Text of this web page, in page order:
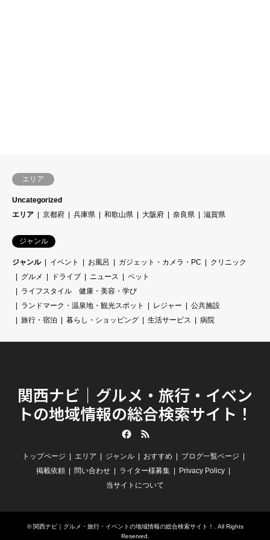
エリア
Uncategorized
エリア
京都府 兵庫県 和歌山県 大阪府 奈良県 滋賀県
ジャンル
ジャンル イベント お風呂 ガジェット・カメラ・PC
クリニック
グルメ
ドライブ ニュース
ペット
ライフスタイル 健康・美容・学び
ランドマーク・温泉地・観光スポット
レジャー
公共施設
旅行・宿泊
暮らし・ショッピング 生活サービス 病院
関西ナビ｜グルメ・旅行・イベン
トの地域情報の総合検索サイト！
トップページ エリア ジャンル おすすめ
ブログ一覧ページ
掲載依頼
問い合わせ ライター様募集
Privacy Policy
当サイトについて
© 関西ナビ｜グルメ・旅行・イベントの地域情報の総合検索サイト！
. All Rights
Reserved.